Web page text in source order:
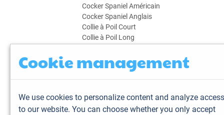
Cocker Spaniel Américain
Cocker Spaniel Anglais
Collie à Poil Court
Collie à Poil Long
Dandie Dinmont Terrier
Dogue de Bordeaux
Dogue des Canaries
Dogue du Tibet
Cookie management
We use cookies to personalize content and analyze access
to our website. You can choose whether you only accept